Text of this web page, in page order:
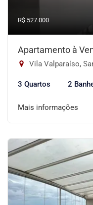
R$ 527.000
Apartamento à
Vila Valparaíso,
3 Quartos 2
Mais informações